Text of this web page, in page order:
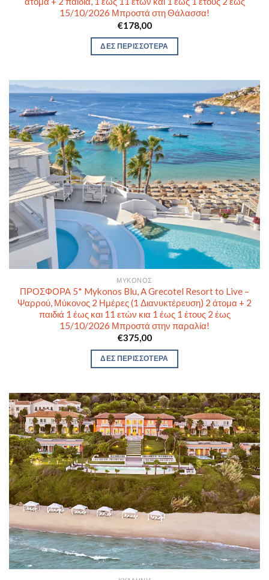
15/10/2026 Μπροστά στη Θάλασσα!
€178,00
ΔΕΣ ΠΕΡΙΣΣΟΤΕΡΑ
ΜΎΚΟΝΟΣ
ΠΡΟΣΦΟΡΑ 5* Mykonos Blu, A Grecotel Resort to Live –
Ψαρρού, Μύκονος 2 Ημέρες (1 Διανυκτέρευση) 2 άτομα + 2
παιδιά 1 έως και 11 ετών κια 1 έως 1 έτους 2 έως
15/10/2026 Μπροστά στην παραλία!
€375,00
ΔΕΣ ΠΕΡΙΣΣΟΤΕΡΑ